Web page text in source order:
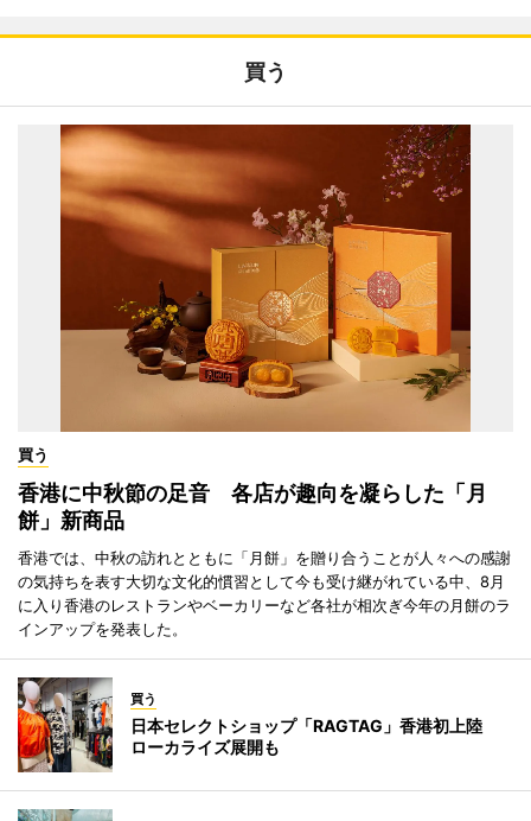
買う
買う
香港に中秋節の足音 各店が趣向を凝らした「月
餅」新商品
香港では、中秋の訪れとともに「月餅」を贈り合うことが人々への感謝
の気持ちを表す大切な文化的慣習として今も受け継がれている中、8月
に入り香港のレストランやベーカリーなど各社が相次ぎ今年の月餅のラ
インアップを発表した。
買う
日本セレクトショップ「RAGTAG」香港初上陸
ローカライズ展開も